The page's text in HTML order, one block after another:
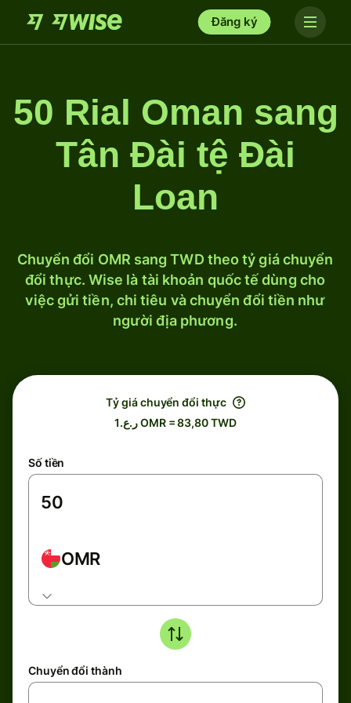
Đăng ký
50 Rial Oman sang
Tân Đài tệ Đài
Loan
Chuyển đổi OMR sang TWD theo tỷ giá chuyển
đổi thực. Wise là tài khoản quốc tế dùng cho
việc gửi tiền, chi tiêu và chuyển đổi tiền như
người địa phương.
Tỷ giá chuyển đổi thực
ر.ع.1 OMR = 83,80 TWD
Số tiền
OMR
Chuyển đổi thành